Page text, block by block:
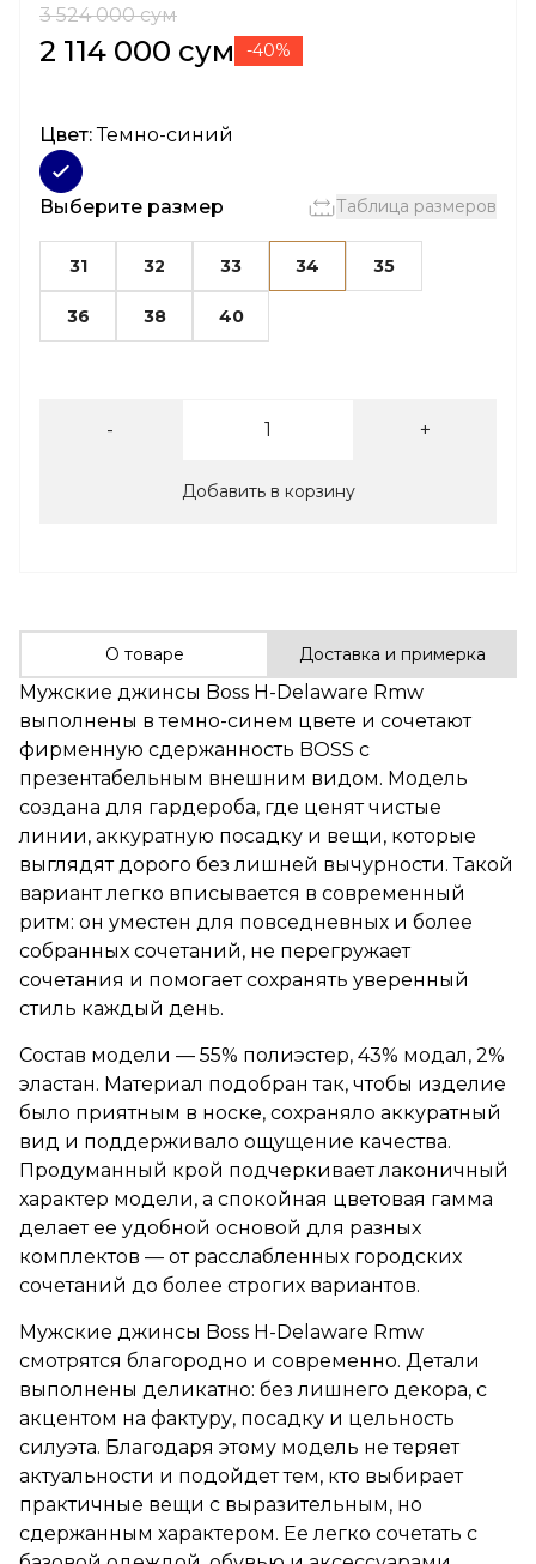
3 524 000 сум
2 114 000 сум -40%
Цвет:Темно-синий
Выберите размер Таблица размеров
31 32 33 34 35
36 38 40
- +
Добавить в корзину
О товаре Доставка и примерка
Мужские джинсы Boss H-Delaware Rmw
выполнены в темно-синем цвете и сочетают
фирменную сдержанность BOSS с
презентабельным внешним видом. Модель
создана для гардероба, где ценят чистые
линии, аккуратную посадку и вещи, которые
выглядят дорого без лишней вычурности. Такой
вариант легко вписывается в современный
ритм: он уместен для повседневных и более
собранных сочетаний, не перегружает
сочетания и помогает сохранять уверенный
стиль каждый день.
Состав модели — 55% полиэстер, 43% модал, 2%
эластан. Материал подобран так, чтобы изделие
было приятным в носке, сохраняло аккуратный
вид и поддерживало ощущение качества.
Продуманный крой подчеркивает лаконичный
характер модели, а спокойная цветовая гамма
делает ее удобной основой для разных
комплектов — от расслабленных городских
сочетаний до более строгих вариантов.
Мужские джинсы Boss H-Delaware Rmw
смотрятся благородно и современно. Детали
выполнены деликатно: без лишнего декора, с
акцентом на фактуру, посадку и цельность
силуэта. Благодаря этому модель не теряет
актуальности и подойдет тем, кто выбирает
практичные вещи с выразительным, но
сдержанным характером. Ее легко сочетать с